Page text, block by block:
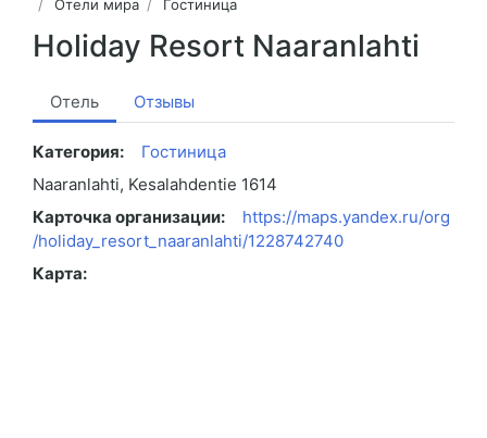
Отели мира Гостиница
Holiday Resort Naaranlahti
Отель Отзывы
Категория:
Гостиница
Naaranlahti, Kesalahdentie 1614
Карточка организации:
https://maps.yandex.ru/org
/holiday_resort_naaranlahti/1228742740
Карта: